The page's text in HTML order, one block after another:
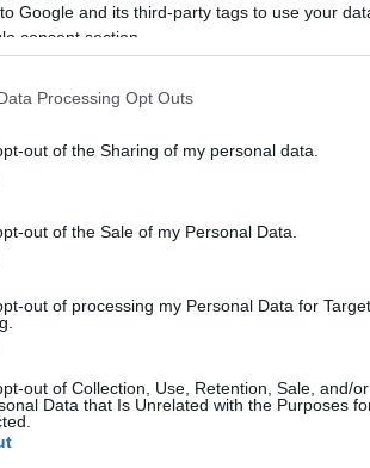
Google and its third-party tags to use your
consent section.
Processing Opt Outs
out of the Sharing of my personal data.
out of the Sale of my Personal Data.
out of processing my Personal Data for
out of Collection, Use, Retention, Sale, and/
Data that Is Unrelated with the Purposes